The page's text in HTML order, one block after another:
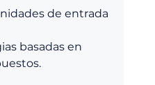
de entrada
basadas en